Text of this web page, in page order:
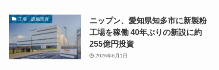
工場・設備投資
ニップン、愛知県知多市に新製粉
工場を稼働 40年ぶりの新設に約
255億円投資
2026年6月1日